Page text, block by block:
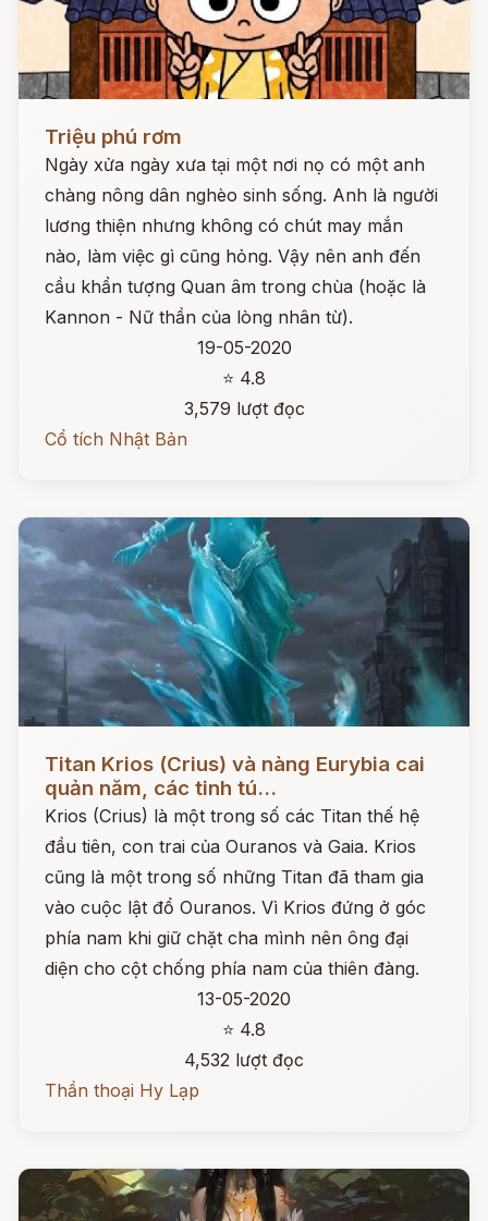
Triệu phú rơm
Ngày xửa ngày xưa tại một nơi nọ có một anh
chàng nông dân nghèo sinh sống. Anh là người
lương thiện nhưng không có chút may mắn
nào, làm việc gì cũng hỏng. Vậy nên anh đến
cầu khẩn tượng Quan âm trong chùa (hoặc là
Kannon - Nữ thần của lòng nhân từ).
19-05-2020
⭐ 4.8
3,579 lượt đọc
Cổ tích Nhật Bản
Titan Krios (Crius) và nàng Eurybia cai
quản năm, các tinh tú...
Krios (Crius) là một trong số các Titan thế hệ
đầu tiên, con trai của Ouranos và Gaia. Krios
cũng là một trong số những Titan đã tham gia
vào cuộc lật đổ Ouranos. Vì Krios đứng ở góc
phía nam khi giữ chặt cha mình nên ông đại
diện cho cột chống phía nam của thiên đàng.
13-05-2020
⭐ 4.8
4,532 lượt đọc
Thần thoại Hy Lạp